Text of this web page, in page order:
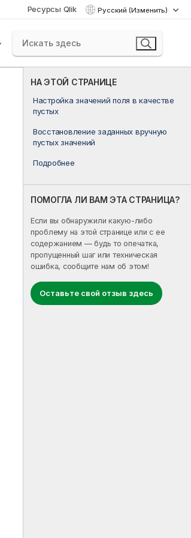
Ресурсы Qlik Русский (Изменить)
НА ЭТОЙ СТРАНИЦЕ
Настройка значений поля в качестве
пустых
Восстановление заданных вручную
пустых значений
Подробнее
ПОМОГЛА ЛИ ВАМ ЭТА СТРАНИЦА?
Если вы обнаружили какую-либо
проблему на этой странице или с ее
содержанием — будь то опечатка,
пропущенный шаг или техническая
ошибка, сообщите нам об этом!
Оставьте свой отзыв здесь